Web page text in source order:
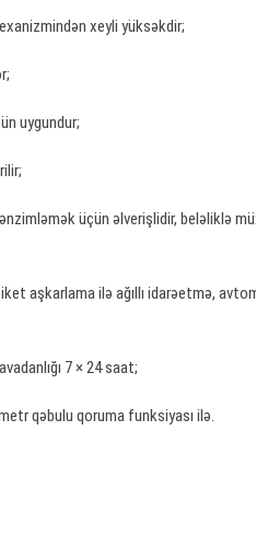
xeyli yüksəkdir;
uygundur;
üçün əlverişlidir, beləliklə
aşkarlama ilə ağıllı idarəetmə,
7 × 24 saat;
qəbulu qoruma funksiyası ilə.